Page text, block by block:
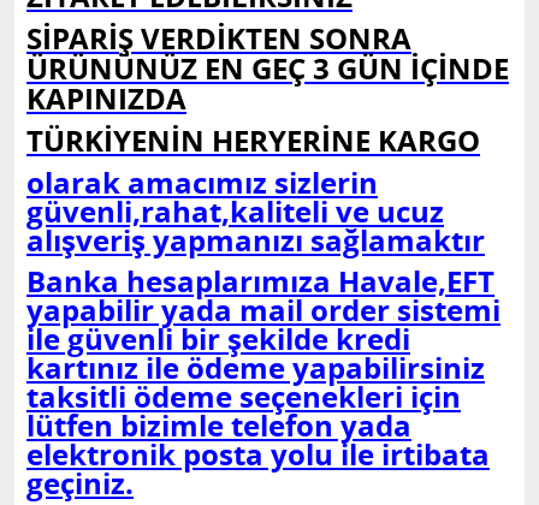
SİPARİŞ VERDİKTEN SONRA
ÜRÜNÜNÜZ EN GEÇ 3 GÜN İÇİNDE
KAPINIZDA
TÜRKİYENİN HERYERİNE KARGO
olarak amacımız sizlerin
güvenli,rahat,kaliteli ve ucuz
alışveriş yapmanızı sağlamaktır
Banka hesaplarımıza Havale,EFT
yapabilir yada mail order sistemi
ile güvenli bir şekilde kredi
kartınız ile ödeme yapabilirsiniz
taksitli ödeme seçenekleri için
lütfen bizimle telefon yada
elektronik posta yolu ile irtibata
geçiniz.